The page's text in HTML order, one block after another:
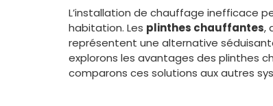
L’installation de chauffage inefficace
habitation. Les plinthes chauffantes,
représentent une alternative
explorons les avantages des plinthes
comparons ces solutions aux autres